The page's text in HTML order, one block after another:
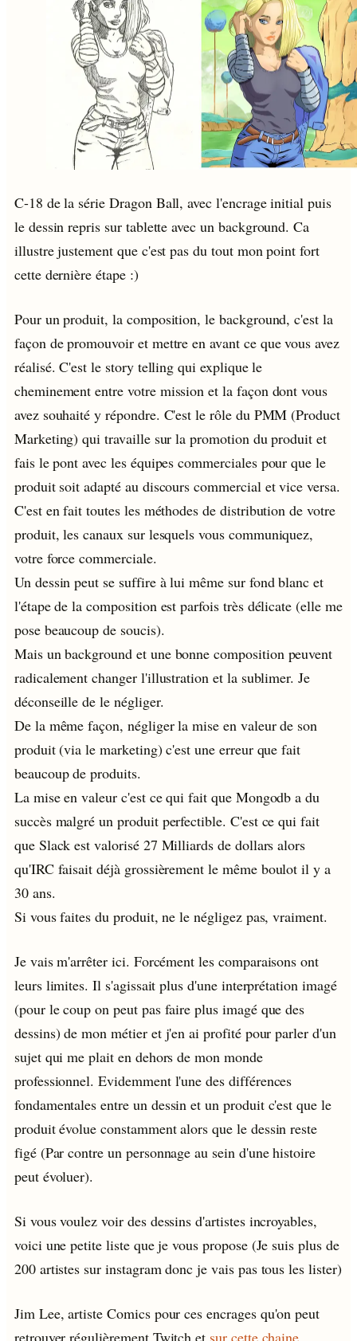
C-18 de la série Dragon Ball, avec l'encrage initial puis
le dessin repris sur tablette avec un background. Ca
illustre justement que c'est pas du tout mon point fort
cette dernière étape :)
Pour un produit, la composition, le background, c'est la
façon de promouvoir et mettre en avant ce que vous avez
réalisé. C'est le story telling qui explique le
cheminement entre votre mission et la façon dont vous
avez souhaité y répondre. C'est le rôle du PMM (Product
Marketing) qui travaille sur la promotion du produit et
fais le pont avec les équipes commerciales pour que le
produit soit adapté au discours commercial et vice versa.
C'est en fait toutes les méthodes de distribution de votre
produit, les canaux sur lesquels vous communiquez,
votre force commerciale.
Un dessin peut se suffire à lui même sur fond blanc et
l'étape de la composition est parfois très délicate (elle me
pose beaucoup de soucis).
Mais un background et une bonne composition peuvent
radicalement changer l'illustration et la sublimer. Je
déconseille de le négliger.
De la même façon, négliger la mise en valeur de son
produit (via le marketing) c'est une erreur que fait
beaucoup de produits.
La mise en valeur c'est ce qui fait que Mongodb a du
succès malgré un produit perfectible. C'est ce qui fait
que Slack est valorisé 27 Milliards de dollars alors
qu'IRC faisait déjà grossièrement le même boulot il y a
30 ans.
Si vous faites du produit, ne le négligez pas, vraiment.
Je vais m'arrêter ici. Forcément les comparaisons ont
leurs limites. Il s'agissait plus d'une interprétation imagé
(pour le coup on peut pas faire plus imagé que des
dessins) de mon métier et j'en ai profité pour parler d'un
sujet qui me plait en dehors de mon monde
professionnel. Evidemment l'une des différences
fondamentales entre un dessin et un produit c'est que le
produit évolue constamment alors que le dessin reste
figé (Par contre un personnage au sein d'une histoire
peut évoluer).
Si vous voulez voir des dessins d'artistes incroyables,
voici une petite liste que je vous propose (Je suis plus de
200 artistes sur instagram donc je vais pas tous les lister)
Jim Lee, artiste Comics pour ces encrages qu'on peut
retrouver régulièrement Twitch et sur cette chaine